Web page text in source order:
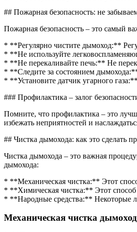
## Пожарная безопасность: не
Пожарная безопасность – это самый
* **Регулярно чистите дымоход:**
* **Не используйте
* **Не перекаливайте печь:** Не
* **Следите за состоянием
* **Установите датчик угарного
### Профилактика – залог
Помните, что профилактика – это
избежать неприятностей и
## Чистка дымохода: как это сделать
Чистка дымохода – это важная
дымохода:
* **Механическая чистка:** Этот
* **Химическая чистка:** Этот способ
* **Народные средства:** Некоторые
Механическая чистка